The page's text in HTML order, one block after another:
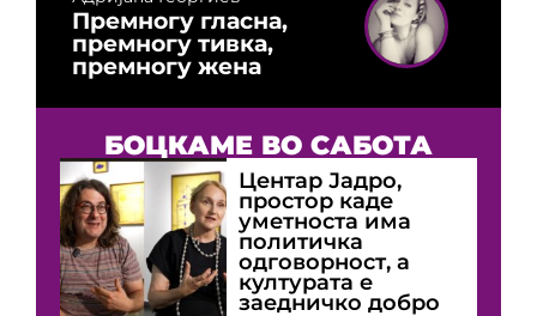
Премногу гласна,
премногу тивка,
премногу жена
БОЦКАМЕ ВО САБОТА
Центар Јадро,
простор каде
уметноста има
политичка
одговорност, а
културата е
заедничко добро